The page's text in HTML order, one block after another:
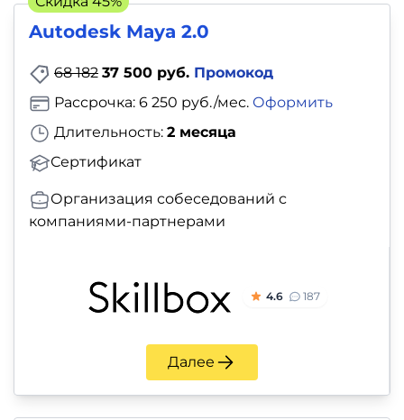
Autodesk Maya 2.0
68 182 37 500 руб. Промокод
Длительность: 2 месяца
Сертификат
Рассрочка: 6 250 руб./мес. Оформить
Организация собеседований с
компаниями-партнерами
4.6 187
Далее
саморазвитие
Репетиторы
Тесты
на
профориентацию